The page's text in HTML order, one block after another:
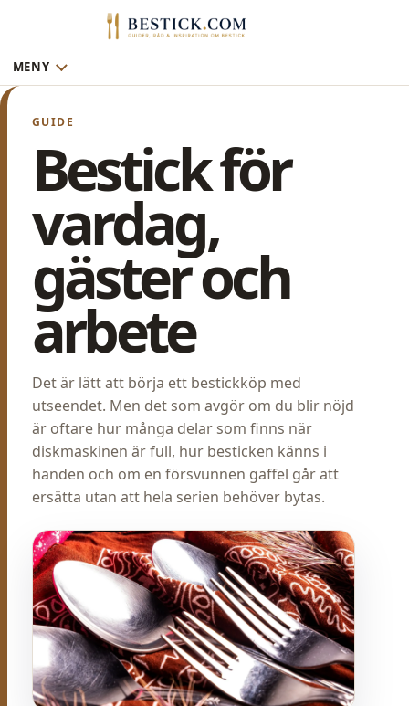
MENY
GUIDE
Bestick för
vardag,
gäster och
arbete
Det är lätt att börja ett bestickköp med
utseendet. Men det som avgör om du blir nöjd
är oftare hur många delar som finns när
diskmaskinen är full, hur besticken känns i
handen och om en försvunnen gaffel går att
ersätta utan att hela serien behöver bytas.